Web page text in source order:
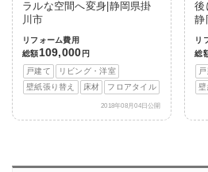
ラルな空間へ変身|静岡県掛
川市
リフォーム費用
総額109,000 円
戸建て
リビング・洋室
壁紙張り替え
床材 フロアタイル
2018年08月04日公開
後
静
リ
総
壁